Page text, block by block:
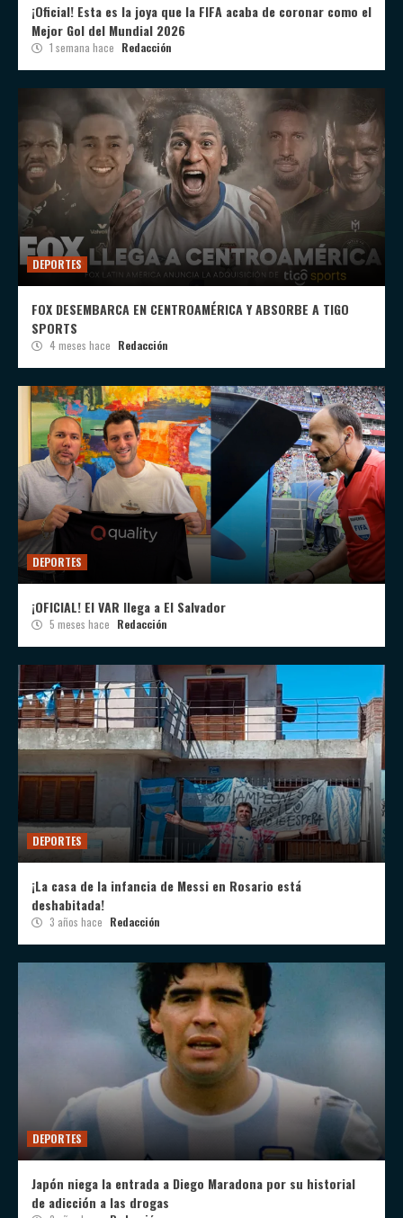
¡Oficial! Esta es la joya que la FIFA acaba de coronar como el
Mejor Gol del Mundial 2026
1 semana hace Redacción
DEPORTES
FOX DESEMBARCA EN CENTROAMÉRICA Y ABSORBE A TIGO
SPORTS
4 meses hace Redacción
DEPORTES
¡OFICIAL! El VAR llega a El Salvador
5 meses hace Redacción
DEPORTES
¡La casa de la infancia de Messi en Rosario está
deshabitada!
3 años hace Redacción
DEPORTES
Japón niega la entrada a Diego Maradona por su historial
de adicción a las drogas